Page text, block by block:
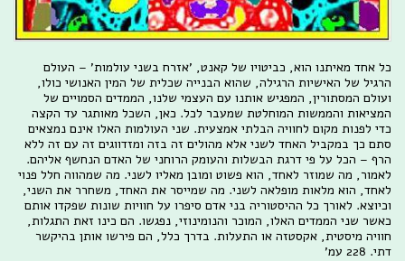
כל אחד מאיתנו הוא, כביטויו של קאנט, 'אזרח בשני עולמות' – העולם
הרגיל של האישיות הרגילה, שהוא הבנייה שכלית של המין האנושי כולו,
ועולם המסתורין, המפגיש אותנו עם העצמי שלנו, הממדים הסמויים של
המציאות והממשות המוחלטת שמעבר לכל. כאן, השכל מאותגר עד הקצה
כדי לפנות מקום לחוויה הבלתי אמצעית. שני העולמות האלו אינם נמצאים
סתם כך במקביל האחד לשני אלא מהולים זה בזה ומזדווגים זה עם זה ללא
הרף – הכל על פי דרגת הבשלות והעומק הרוחני של האדם הנחשף אליהם.
לאמור, מה שמוזר לאחד, הוא פשוט ומובן מאליו לשני. מה שמהווה חלל פנוי
לאחד, הוא מלאות מופלאה לשני. מה שמייסר את האחד, משחרר את השני,
וכיוצא. לאורך כל ההיסטוריה בני אדם סיפרו על חוויות שונות שפקדו אותם
כאשר שני הממדים האלו, המוכר והנומינוזי, נפגשו. הם כינו זאת התגלות,
חוויה מיסטית, אקסטזה או התעלות. בדרך כלל, הם פירשו אותן בהיקשר
דתי. 228 עמ'